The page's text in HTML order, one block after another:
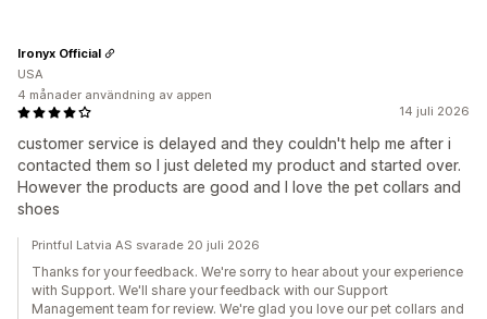
14 juli 2026
customer service is delayed and they couldn't help me after i
contacted them so I just deleted my product and started over.
However the products are good and I love the pet collars and
shoes
Ironyx Official
USA
4 månader användning av appen
Printful Latvia AS svarade 20 juli 2026
Thanks for your feedback. We're sorry to hear about your experience
with Support. We'll share your feedback with our Support
Management team for review. We're glad you love our pet collars and